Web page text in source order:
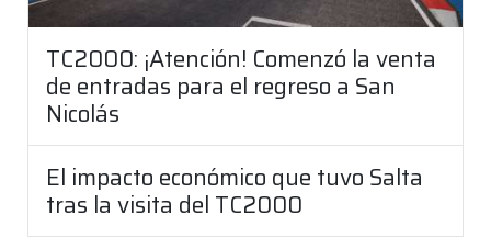
TC2000: ¡Atención! Comenzó la venta
de entradas para el regreso a San
Nicolás
El impacto económico que tuvo Salta
tras la visita del TC2000